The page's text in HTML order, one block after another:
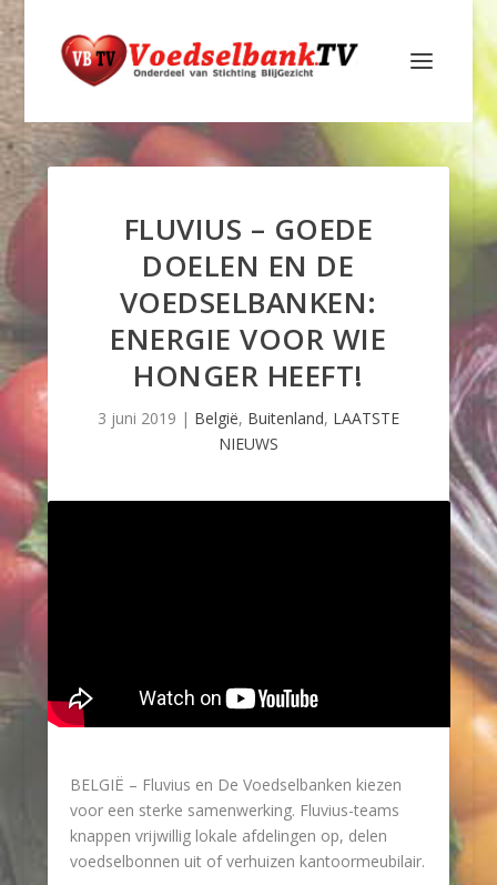
FLUVIUS – GOEDE
DOELEN EN DE
VOEDSELBANKEN:
ENERGIE VOOR WIE
HONGER HEEFT!
3 juni 2019 | België, Buitenland, LAATSTE
NIEUWS
BELGIË – Fluvius en De Voedselbanken kiezen
voor een sterke samenwerking. Fluvius-teams
knappen vrijwillig lokale afdelingen op, delen
voedselbonnen uit of verhuizen kantoormeubilair.